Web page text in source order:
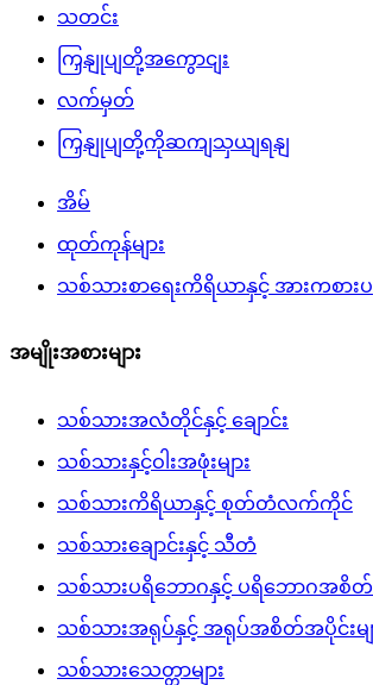
သတင်း
ကြှနျုပျတို့အကွောငျး
လက်မှတ်
ကြှနျုပျတို့ကိုဆကျသှယျရနျ
အိမ်
ထုတ်ကုန်များ
သစ်သားစာရေးကိရိယာနှင့် အားကစားပစ္
အမျိုးအစားများ
သစ်သားအလံတိုင်နှင့် ချောင်း
သစ်သားနှင့်ဝါးအဖုံးများ
သစ်သားကိရိယာနှင့် စုတ်တံလက်ကိုင်
သစ်သားချောင်းနှင့် သီတံ
သစ်သားပရိဘောဂနှင့် ပရိဘောဂအစိတ်အ
သစ်သားအရုပ်နှင့် အရုပ်အစိတ်အပိုင်းမျ
သစ်သားသေတ္တာများ